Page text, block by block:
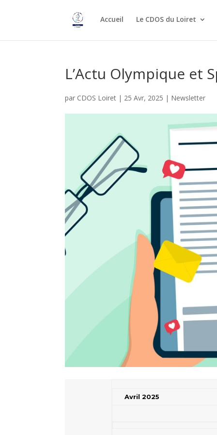
Accueil Le CDOS du Loiret
L’Actu Olympique et
par CDOS Loiret | 25 Avr, 2025 | Newsletter
Avril 2025